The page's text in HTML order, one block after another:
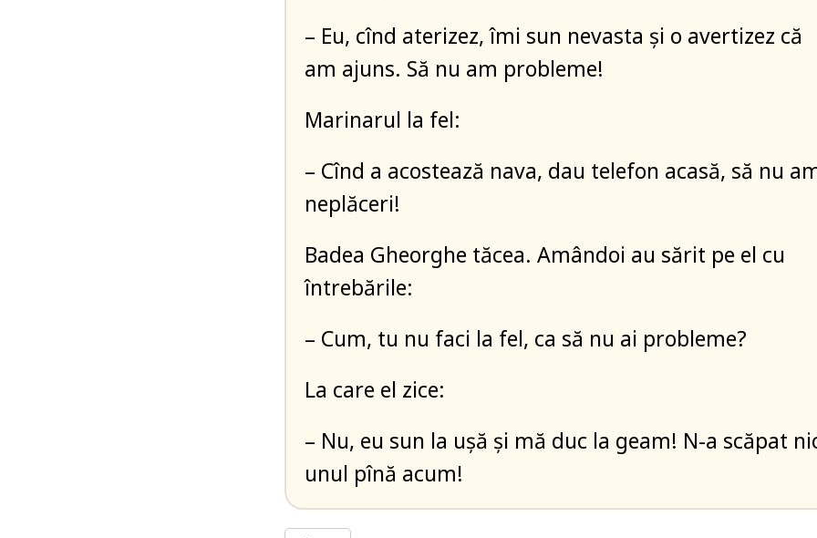
– Eu, cînd aterizez, îmi sun nevasta şi o avertizez că
am ajuns. Să nu am probleme!
Marinarul la fel:
– Cînd a acostează nava, dau telefon acasă, să nu
neplăceri!
Badea Gheorghe tăcea. Amândoi au sărit pe el cu
întrebările:
– Cum, tu nu faci la fel, ca să nu ai probleme?
La care el zice:
– Nu, eu sun la uşă şi mă duc la geam! N-a scăpat
unul pînă acum!